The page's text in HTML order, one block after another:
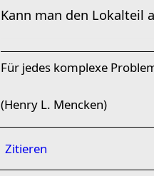
Kann man den Lokalteil
Für jedes komplexe
(Henry L. Mencken)
Zitieren